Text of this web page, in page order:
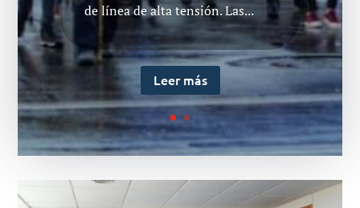
de línea de alta tensión. Las...
Leer más